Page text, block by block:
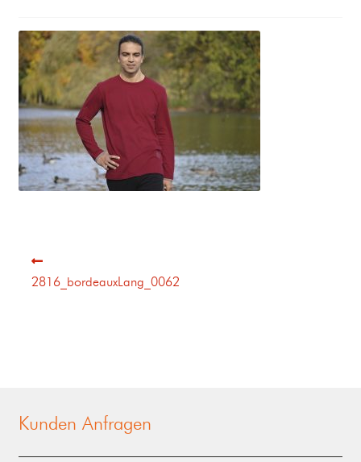
2816_bordeauxLang_0062
Kunden Anfragen